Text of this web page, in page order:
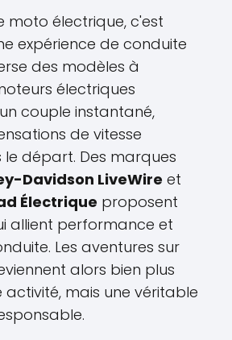
moto électrique, c'est
expérience de conduite
des modèles à
électriques
couple instantané,
de vitesse
départ. Des marques
Davidson LiveWire et
Électrique proposent
allient performance et
Les aventures sur
alors bien plus
activité, mais une véritable